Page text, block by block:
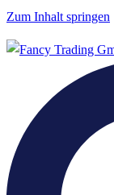
Zum Inhalt springen